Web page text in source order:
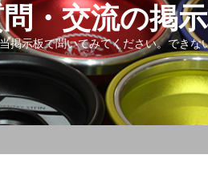
・交流の掲
示板で聞いてみてください。できな